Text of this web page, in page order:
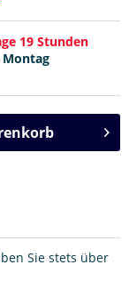
19 Stunden
Sie stets über